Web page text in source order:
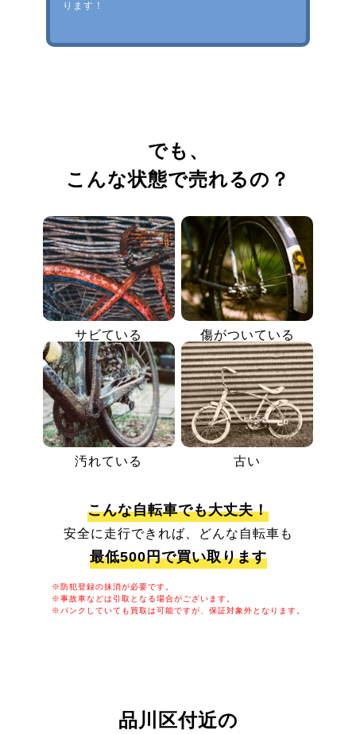
ります！
でも、
こんな状態で売れるの？
サビている 傷がついている
汚れている 古い
こんな自転車でも大丈夫！
安全に走行できれば、どんな自転車も
最低500円で買い取ります
※防犯登録の抹消が必要です。
※事故車などは引取となる場合がございます。
※パンクしていても買取は可能ですが、保証対象外となります。
品川区付近の